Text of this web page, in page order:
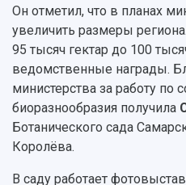
Официальные
Он отметил, что в планах
увеличить размеры
95 тысяч гектар до 100
ведомственные награды.
министерства за работу по
биоразнообразия получила
Ботанического сада
Королёва.
В саду работает